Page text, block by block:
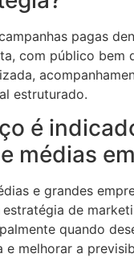
pagas
com público bem
estruturado.
é
médias
e grandes
de
quando
e melhorar a